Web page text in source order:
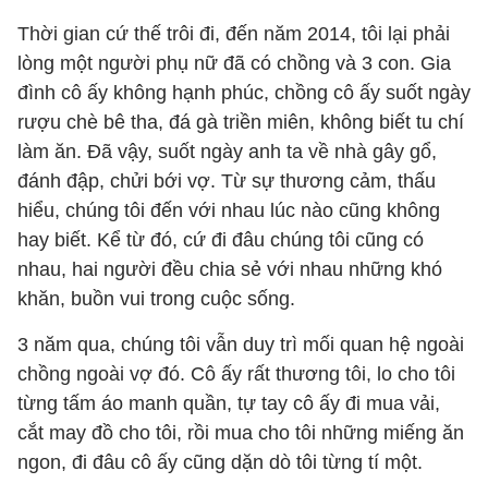
Thời gian cứ thế trôi đi, đến năm 2014, tôi lại phải
lòng một người phụ nữ đã có chồng và 3 con. Gia
đình cô ấy không hạnh phúc, chồng cô ấy suốt ngày
rượu chè bê tha, đá gà triền miên, không biết tu chí
làm ăn. Đã vậy, suốt ngày anh ta về nhà gây gổ,
đánh đập, chửi bới vợ. Từ sự thương cảm, thấu
hiểu, chúng tôi đến với nhau lúc nào cũng không
hay biết. Kể từ đó, cứ đi đâu chúng tôi cũng có
nhau, hai người đều chia sẻ với nhau những khó
khăn, buồn vui trong cuộc sống.
3 năm qua, chúng tôi vẫn duy trì mối quan hệ ngoài
chồng ngoài vợ đó. Cô ấy rất thương tôi, lo cho tôi
từng tấm áo manh quần, tự tay cô ấy đi mua vải,
cắt may đồ cho tôi, rồi mua cho tôi những miếng ăn
ngon, đi đâu cô ấy cũng dặn dò tôi từng tí một.